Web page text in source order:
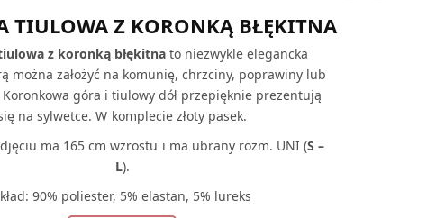
TIULOWA Z KORONKĄ BŁĘKITNA
z koronką błękitnato niezwykle elegancka
można założyć na komunię, chrzciny, poprawiny lub
góra i tiulowy dół przepięknie prezentują
na sylwetce. W komplecie złoty pasek.
ma 165 cm wzrostu i ma ubrany rozm. UNI (S –
L).
90% poliester, 5% elastan, 5% lureks